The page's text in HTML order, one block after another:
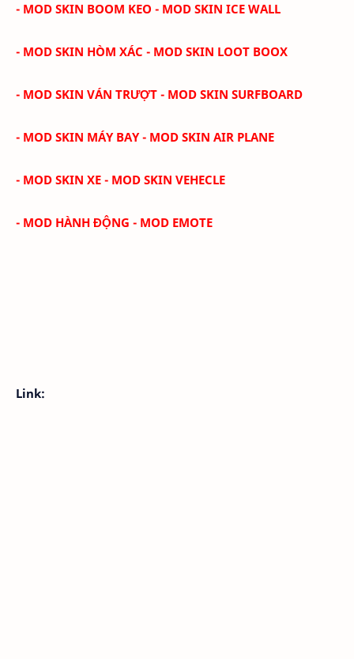
- MOD SKIN BOOM KEO - MOD SKIN ICE WALL
- MOD SKIN HÒM XÁC - MOD SKIN LOOT BOOX
- MOD SKIN VÁN TRƯỢT - MOD SKIN SURFBOARD
- MOD SKIN MÁY BAY - MOD SKIN AIR PLANE
- MOD SKIN XE - MOD SKIN VEHECLE
- MOD HÀNH ĐỘNG - MOD EMOTE
Link: